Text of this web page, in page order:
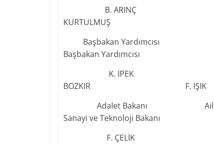
B. ARINÇ A.
KURTULMUŞ
Başbakan Yardımcısı
Başbakan Yardımcısı
K. İPEK
BOZKIR F. IŞIK
Adalet Bakanı Aile ve
Sanayi ve Teknoloji Bakanı
F. ÇELİK İ.